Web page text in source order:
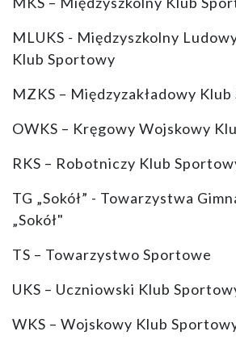
MLUKS - Międzyszkolny
Klub Sportowy
MZKS – Międzyzakładowy
OWKS – Kręgowy Wojskowy
RKS – Robotniczy Klub
TG „Sokół” - Towarzystwa
„Sokół"
TS – Towarzystwo Sportowe
UKS – Uczniowski Klub
WKS – Wojskowy Klub